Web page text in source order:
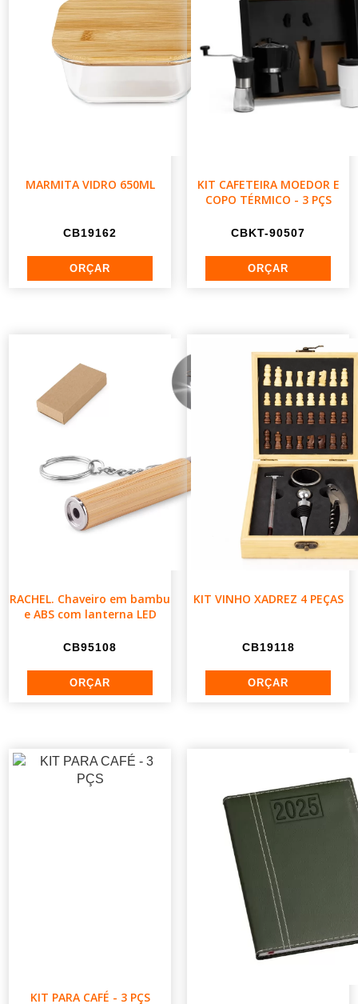
MARMITA VIDRO 650ML
CB19162
KIT CAFETEIRA MOEDOR E
COPO TÉRMICO - 3 PÇS
CBKT-90507
RACHEL. Chaveiro em bambu
e ABS com lanterna LED
CB95108
KIT VINHO XADREZ 4 PEÇAS
CB19118
KIT PARA CAFÉ - 3 PÇS